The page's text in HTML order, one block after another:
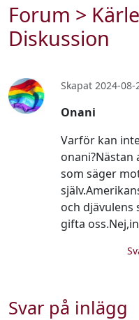
Forum >
Diskussion
Skapat 2024-08-
Onani
Varför kan
onani?Nästan
som säger
och djävulens
gifta
Svar på inlägg